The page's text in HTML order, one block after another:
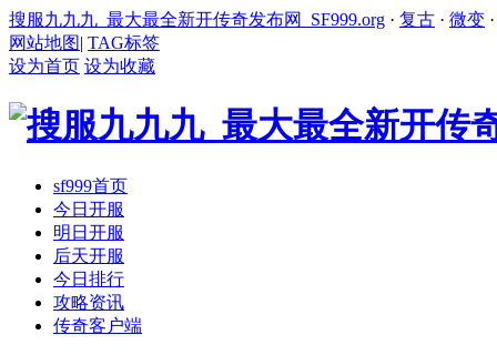
搜服九九九_最大最全新开传奇发布网_SF999.org · 复古 · 微变
网站地图| TAG标签
设为首页 设为收藏
sf999首页
今日开服
明日开服
后天开服
今日排行
攻略资讯
传奇客户端